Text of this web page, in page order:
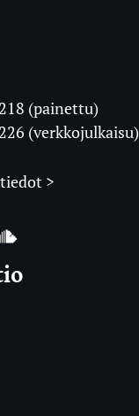
(painettu)
(verkkojulkaisu)
>
SoundCloud